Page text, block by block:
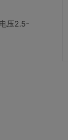
压2.5-